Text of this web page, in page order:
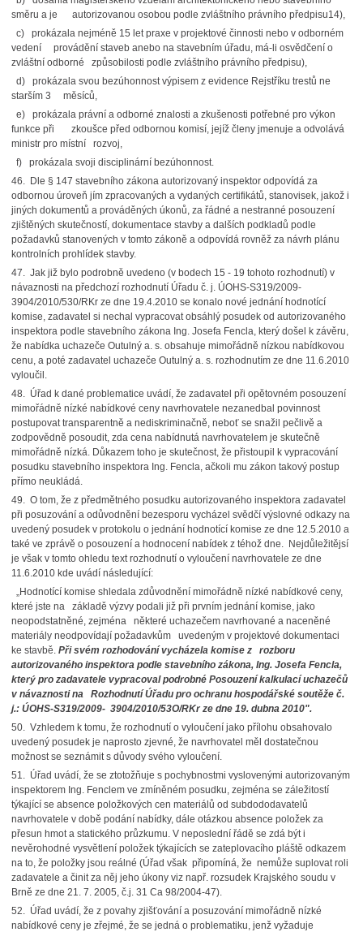
směru a je autorizovanou osobou podle zvláštního právního předpisu14),
c) prokázala nejméně 15 let praxe v projektové činnosti nebo v odborném
vedení provádění staveb anebo na stavebním úřadu, má-li osvědčení o
zvláštní odborné způsobilosti podle zvláštního právního předpisu),
d) prokázala svou bezúhonnost výpisem z evidence Rejstříku trestů ne
starším 3 měsíců,
e) prokázala právní a odborné znalosti a zkušenosti potřebné pro výkon
funkce při zkoušce před odbornou komisí, jejíž členy jmenuje a odvolává
ministr pro místní rozvoj,
f) prokázala svoji disciplinární bezúhonnost.
46. Dle § 147 stavebního zákona autorizovaný inspektor odpovídá za
odbornou úroveň jím zpracovaných a vydaných certifikátů, stanovisek, jakož i
jiných dokumentů a prováděných úkonů, za řádné a nestranné posouzení
zjištěných skutečností, dokumentace stavby a dalších podkladů podle
požadavků stanovených v tomto zákoně a odpovídá rovněž za návrh plánu
kontrolních prohlídek stavby.
47. Jak již bylo podrobně uvedeno (v bodech 15 - 19 tohoto rozhodnutí) v
návaznosti na předchozí rozhodnutí Úřadu č. j. ÚOHS-S319/2009-
3904/2010/530/RKr ze dne 19.4.2010 se konalo nové jednání hodnotící
komise, zadavatel si nechal vypracovat obsáhlý posudek od autorizovaného
inspektora podle stavebního zákona Ing. Josefa Fencla, který došel k závěru,
že nabídka uchazeče Outulný a. s. obsahuje mimořádně nízkou nabídkovou
cenu, a poté zadavatel uchazeče Outulný a. s. rozhodnutím ze dne 11.6.2010
vyloučil.
48. Úřad k dané problematice uvádí, že zadavatel při opětovném posouzení
mimořádně nízké nabídkové ceny navrhovatele nezanedbal povinnost
postupovat transparentně a nediskriminačně, neboť se snažil pečlivě a
zodpovědně posoudit, zda cena nabídnutá navrhovatelem je skutečně
mimořádně nízká. Důkazem toho je skutečnost, že přistoupil k vypracování
posudku stavebního inspektora Ing. Fencla, ačkoli mu zákon takový postup
přímo neukládá.
49. O tom, že z předmětného posudku autorizovaného inspektora zadavatel
při posuzování a odůvodnění bezesporu vycházel svědčí výslovné odkazy na
uvedený posudek v protokolu o jednání hodnotící komise ze dne 12.5.2010 a
také ve zprávě o posouzení a hodnocení nabídek z téhož dne. Nejdůležitějsí
je však v tomto ohledu text rozhodnutí o vyloučení navrhovatele ze dne
11.6.2010 kde uvádí následující:
„Hodnotící komise shledala zdůvodnění mimořádně nízké nabídkové ceny,
které jste na základě výzvy podali již při prvním jednání komise, jako
neopodstatněné, zejména některé uchazečem navrhované a naceněné
materiály neodpovídají požadavkům uvedeným v projektové dokumentaci
ke stavbě.Při svém rozhodování vycházela komise z rozboru
autorizovaného inspektora podle stavebního zákona, Ing. Josefa Fencla,
který pro zadavatele vypracoval podrobné Posouzení kalkulací uchazečů
v návaznosti na Rozhodnutí Úřadu pro ochranu hospodářské soutěže č.
j.: ÚOHS-S319/2009- 3904/2010/53O/RKr ze dne 19. dubna 2010".
50. Vzhledem k tomu, že rozhodnutí o vyloučení jako přílohu obsahovalo
uvedený posudek je naprosto zjevné, že navrhovatel měl dostatečnou
možnost se seznámit s důvody svého vyloučení.
51. Úřad uvádí, že se ztotožňuje s pochybnostmi vyslovenými autorizovaným
inspektorem Ing. Fenclem ve zmíněném posudku, zejména se záležitostí
týkající se absence položkových cen materiálů od subdododavatelů
navrhovatele v době podání nabídky, dále otázkou absence položek za
přesun hmot a statického průzkumu. V neposlední řádě se zdá být i
nevěrohodné vysvětlení položek týkajících se zateplovacího pláště odkazem
na to, že položky jsou reálné (Úřad však připomíná, že nemůže suplovat roli
zadavatele a činit za něj jeho úkony viz např. rozsudek Krajského soudu v
Brně ze dne 21. 7. 2005, č.j. 31 Ca 98/2004-47).
52. Úřad uvádí, že z povahy zjišťování a posuzování mimořádně nízké
nabídkové ceny je zřejmé, že se jedná o problematiku, jenž vyžaduje